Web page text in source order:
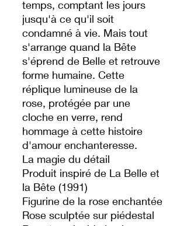
temps, comptant les jours
jusqu'à ce qu'il soit
condamné à vie. Mais tout
s'arrange quand la Bête
s'éprend de Belle et retrouve
forme humaine. Cette
réplique lumineuse de la
rose, protégée par une
cloche en verre, rend
hommage à cette histoire
d'amour enchanteresse.
La magie du détail
Produit inspiré de La Belle et
la Bête (1991)
Figurine de la rose enchantée
Rose sculptée sur piédestal